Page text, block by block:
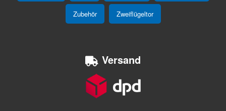
Zubehör Zweiflügeltor
Versand